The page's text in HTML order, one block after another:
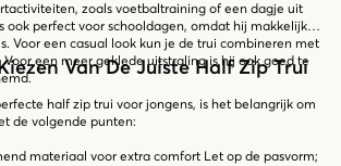
zoals voetbaltraining of een dagje uit
ook perfect voor schooldagen, omdat hij makkelijk
Voor een casual look kun je de trui combineren met
Voor een meer geklede uitstraling is hij ook goed te
Van De Juiste Half Zip Trui
half zip trui voor jongens, is het belangrijk om
de volgende punten:
materiaal voor extra comfort Let op de pasvorm;